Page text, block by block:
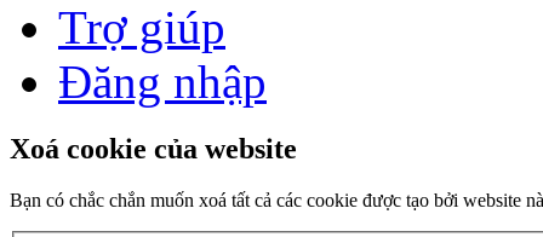
Trợ giúp
Đăng nhập
Xoá cookie của website
Bạn có chắc chắn muốn xoá tất cả các cookie được tạo bởi website